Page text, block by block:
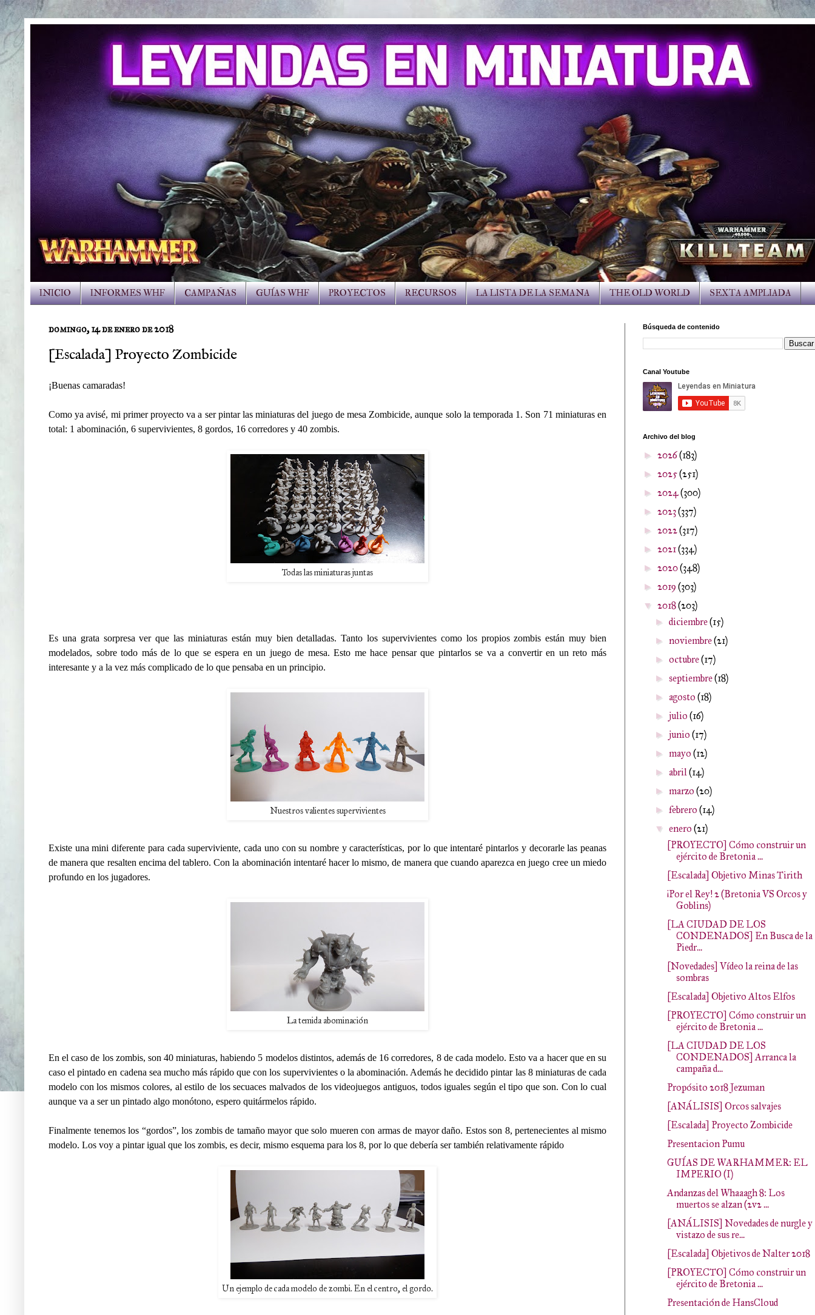
INICIO INFORMES WHF CAMPAÑAS GUÍAS WHF PROYECTOS RECURSOS LA LISTA DE LA SEMANA THE OLD WORLD SEXTA AMPLIADA
domingo, 14 de enero de 2018
[Escalada] Proyecto Zombicide
¡Buenas camaradas!
Como ya avisé, mi primer proyecto va a ser pintar las miniaturas del juego de mesa Zombicide, aunque solo la temporada 1. Son 71 miniaturas en
total: 1 abominación, 6 supervivientes, 8 gordos, 16 corredores y 40 zombis.
Todas las miniaturas juntas
Es una grata sorpresa ver que las miniaturas están muy bien detalladas. Tanto los supervivientes como los propios zombis están muy bien
modelados, sobre todo más de lo que se espera en un juego de mesa. Esto me hace pensar que pintarlos se va a convertir en un reto más
interesante y a la vez más complicado de lo que pensaba en un principio.
Nuestros valientes supervivientes
Existe una mini diferente para cada superviviente, cada uno con su nombre y características, por lo que intentaré pintarlos y decorarle las peanas
de manera que resalten encima del tablero. Con la abominación intentaré hacer lo mismo, de manera que cuando aparezca en juego cree un miedo
profundo en los jugadores.
La temida abominación
En el caso de los zombis, son 40 miniaturas, habiendo 5 modelos distintos, además de 16 corredores, 8 de cada modelo. Esto va a hacer que en su
caso el pintado en cadena sea mucho más rápido que con los supervivientes o la abominación. Además he decidido pintar las 8 miniaturas de cada
modelo con los mismos colores, al estilo de los secuaces malvados de los videojuegos antiguos, todos iguales según el tipo que son. Con lo cual
aunque va a ser un pintado algo monótono, espero quitármelos rápido.
Finalmente tenemos los “gordos”, los zombis de tamaño mayor que solo mueren con armas de mayor daño. Estos son 8, pertenecientes al mismo
modelo. Los voy a pintar igual que los zombis, es decir, mismo esquema para los 8, por lo que debería ser también relativamente rápido
Un ejemplo de cada modelo de zombi. En el centro, el gordo.
Búsqueda de contenido
Canal Youtube
Archivo del blog
► 2026(183)
► 2025(251)
► 2024(300)
► 2023(337)
► 2022(317)
► 2021(334)
► 2020(348)
► 2019 (303)
▼ 2018(203)
►diciembre(15)
►noviembre(21)
►octubre(17)
►septiembre(18)
► agosto(18)
►julio(16)
►junio(17)
► mayo(12)
► abril(14)
► marzo(20)
►febrero(14)
▼enero(21)
[PROYECTO] Cómo construir un
ejército de Bretonia ...
[Escalada] Objetivo Minas Tirith
¡Por el Rey! 2 (Bretonia VS Orcos y
Goblins)
[LA CIUDAD DE LOS
CONDENADOS] En Busca de la
Piedr...
[Novedades] Vídeo la reina de las
sombras
[Escalada] Objetivo Altos Elfos
[PROYECTO] Cómo construir un
ejército de Bretonia ...
[LA CIUDAD DE LOS
CONDENADOS] Arranca la
campaña d...
Propósito 2018 Jezuman
[ANÁLISIS] Orcos salvajes
[Escalada] Proyecto Zombicide
Presentacion Pumu
GUÍAS DE WARHAMMER: EL
IMPERIO (I)
Andanzas del Whaaagh 8: Los
muertos se alzan (2v2 ...
[ANÁLISIS] Novedades de nurgle y
vistazo de sus re...
[Escalada] Objetivos de Nalter 2018
[PROYECTO] Cómo construir un
ejército de Bretonia ...
Presentación de HansCloud